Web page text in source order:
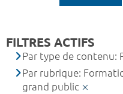
FILTRES ACTIFS
Par type de contenu:
Par rubrique:
grand public